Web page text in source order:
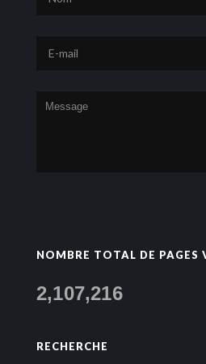
NOMBRE TOTAL DE PAGES
2,107,216
RECHERCHE